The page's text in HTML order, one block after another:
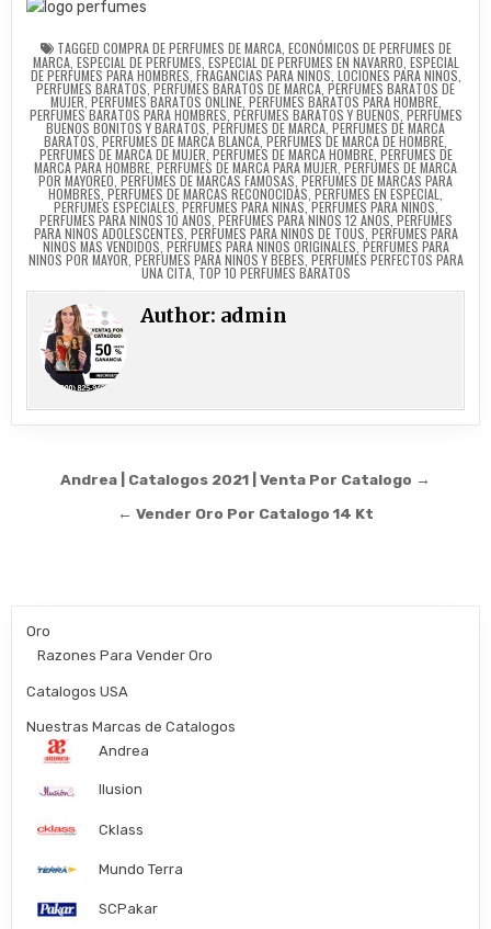
TAGGED COMPRA DE PERFUMES DE MARCA, ECONÓMICOS DE PERFUMES DE
MARCA, ESPECIAL DE PERFUMES ESPECIAL DE PERFUMES EN NAVARRO ESPECIAL
DE PERFUMES PARA HOMBRES FRAGANCIAS PARA NINOS LOCIONES PARA NINOS
PERFUMES BARATOS PERFUMES BARATOS DE MARCA PERFUMES BARATOS DE
MUJER PERFUMES BARATOS ONLINE, PERFUMES BARATOS PARA HOMBRE,
PERFUMES BARATOS PARA HOMBRES PERFUMES BARATOS Y BUENOS PERFUMES
BUENOS BONITOS Y BARATOS PERFUMES DE MARCA PERFUMES DE MARCA
BARATOS PERFUMES DE MARCA BLANCA PERFUMES DE MARCA DE HOMBRE
PERFUMES DE MARCA DE MUJER PERFUMES DE MARCA HOMBRE, PERFUMES DE
MARCA PARA HOMBRE PERFUMES DE MARCA PARA MUJER PERFUMES DE MARCA
POR MAYOREO PERFUMES DE MARCAS FAMOSAS PERFUMES DE MARCAS PARA
HOMBRES PERFUMES DE MARCAS RECONOCIDAS PERFUMES EN ESPECIAL
PERFUMES ESPECIALES PERFUMES PARA NINAS ,PERFUMES PARA NINOS
PERFUMES PARA NINOS 10 ANOS PERFUMES PARA NINOS 12 ANOS PERFUMES
PARA NINOS ADOLESCENTES PERFUMES PARA NINOS DE TOUS PERFUMES PARA
NINOS MAS VENDIDOS PERFUMES PARA NINOS ORIGINALES PERFUMES PARA
NINOS POR MAYOR PERFUMES PARA NINOS Y BEBES PERFUMES PERFECTOS PARA
UNA CITA, TOP 10 PERFUMES BARATOS
Author: admin
Post
navigation
Andrea | Catalogos 2021 | Venta Por Catalogo →
← Vender Oro Por Catalogo 14 Kt
Oro
Razones Para Vender Oro
Catalogos USA
Nuestras Marcas de Catalogos
Andrea
Ilusion
Cklass
Mundo Terra
SCPakar